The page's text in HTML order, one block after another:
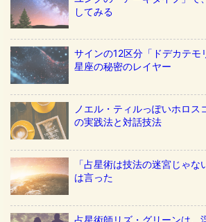
してみる
サインの12区分「ドデカテ
星座の秘密のレイヤー
ノエル・ティルっぽいホロス
の実践法と対話技法
「占星術は技法の迷宮じゃ
は言った
占星術師リズ・グリーンは、